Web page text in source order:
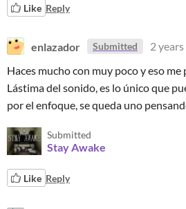
Like Reply
enlazador Submitted 2
Haces mucho con muy poco y eso
Lástima del sonido, es lo único que
por el enfoque, se queda uno
Submitted
Stay Awake
Like Reply